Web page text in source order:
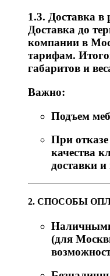
1.3. Доставка
Доставка до
компании в
тарифам.
габаритов и
Важно:
Подъем
При
качества
доставки
2. СПОСОБЫ
(для